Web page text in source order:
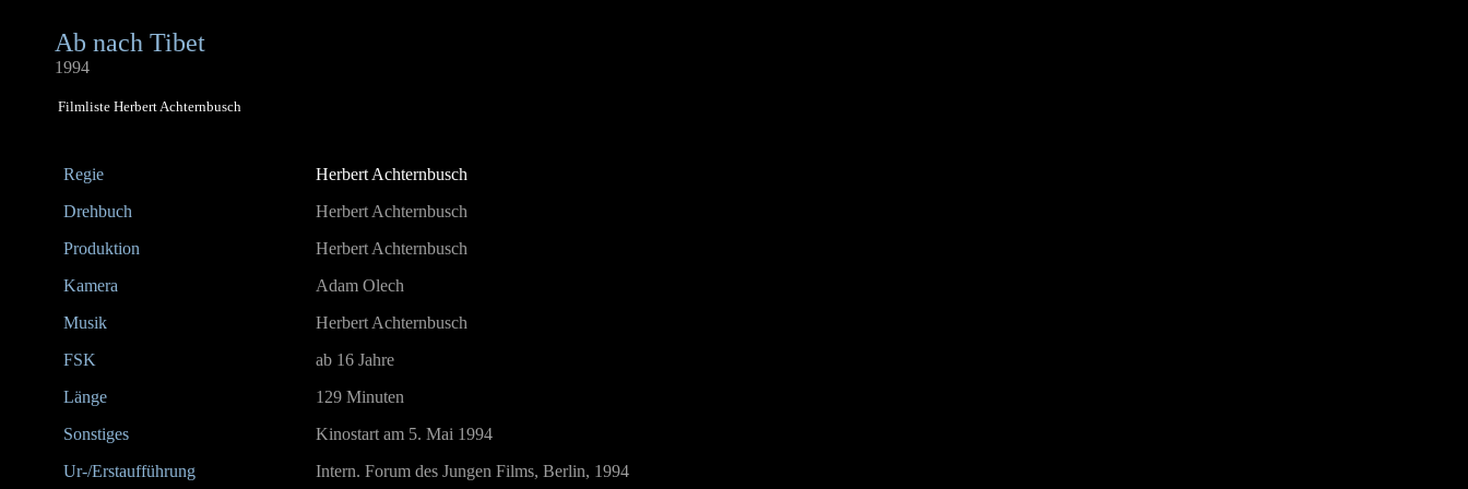
Ab nach Tibet
1994
Filmliste Herbert Achternbusch
Regie
Herbert Achternbusch
Drehbuch
Herbert Achternbusch
Produktion
Herbert Achternbusch
Kamera
Adam Olech
Musik
Herbert Achternbusch
FSK
ab 16 Jahre
Länge
129 Minuten
Sonstiges
Kinostart am 5. Mai 1994
Ur-/Erstaufführung
Intern. Forum des Jungen Films, Berlin, 1994